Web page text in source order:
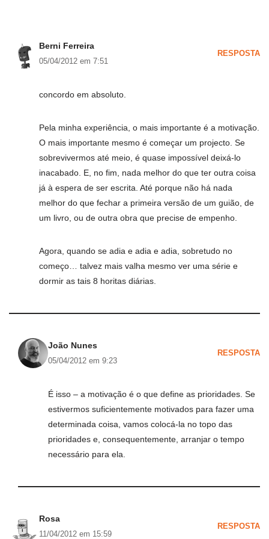
Berni Ferreira
05/04/2012 em 7:51
RESPOSTA
concordo em absoluto.
Pela minha experiência, o mais importante é a motivação.
O mais importante mesmo é começar um projecto. Se
sobrevivermos até meio, é quase impossível deixá-lo
inacabado. E, no fim, nada melhor do que ter outra coisa
já à espera de ser escrita. Até porque não há nada
melhor do que fechar a primeira versão de um guião, de
um livro, ou de outra obra que precise de empenho.
Agora, quando se adia e adia e adia, sobretudo no
começo… talvez mais valha mesmo ver uma série e
dormir as tais 8 horitas diárias.
João Nunes
05/04/2012 em 9:23
RESPOSTA
É isso – a motivação é o que define as prioridades. Se
estivermos suficientemente motivados para fazer uma
determinada coisa, vamos colocá-la no topo das
prioridades e, consequentemente, arranjar o tempo
necessário para ela.
Rosa
11/04/2012 em 15:59
RESPOSTA